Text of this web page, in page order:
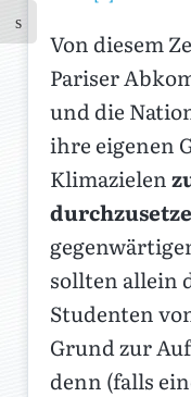
Von diesem
Pariser
und die
ihre eigenen
Klimazielen
sollten allein
Studenten
Grund zur
denn (falls